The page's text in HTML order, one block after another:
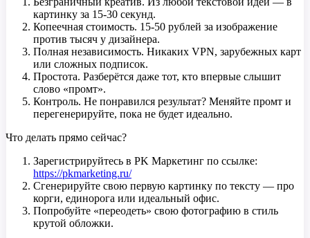
картинку за 15-30 секунд.
Копеечная стоимость. 15-50 рублей за изображение
против тысяч у дизайнера.
Полная независимость. Никаких VPN, зарубежных карт
или сложных подписок.
Простота. Разберётся даже тот, кто впервые слышит
слово «промт».
Контроль. Не понравился результат? Меняйте промт и
перегенерируйте, пока не будет идеально.
Что делать прямо сейчас?
Зарегистрируйтесь в PK Маркетинг по ссылке:
https://pkmarketing.ru/
Сгенерируйте свою первую картинку по тексту — про
корги, единорога или идеальный офис.
Попробуйте «переодеть» свою фотографию в стиль
крутой обложки.